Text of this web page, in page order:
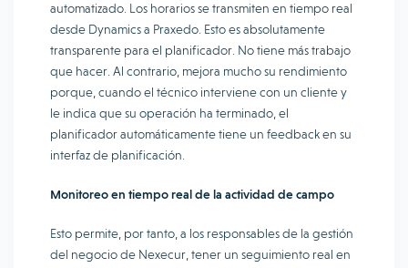
automatizado. Los horarios se transmiten en tiempo real
desde Dynamics a Praxedo. Esto es absolutamente
transparente para el planificador. No tiene más trabajo
que hacer. Al contrario, mejora mucho su rendimiento
porque, cuando el técnico interviene con un cliente y
le indica que su operación ha terminado, el
planificador automáticamente tiene un feedback en su
interfaz de planificación.
Monitoreo en tiempo real de la actividad de campo
Esto permite, por tanto, a los responsables de la gestión
del negocio de Nexecur, tener un seguimiento real en